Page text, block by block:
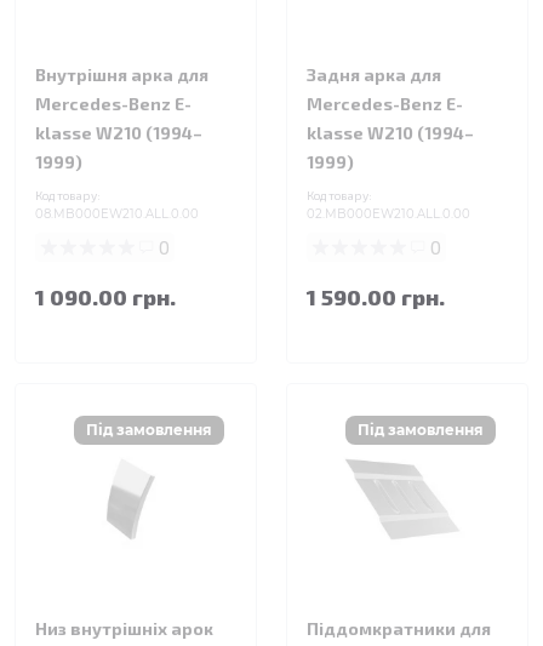
Внутрішня арка для
Mercedes-Benz E-
klasse W210 (1994–
1999)
Код товару:
08.MB000EW210.ALL.0.00
0
1 090.00 грн.
Задня арка для
Mercedes-Benz E-
klasse W210 (1994–
1999)
Код товару:
02.MB000EW210.ALL.0.00
0
1 590.00 грн.
Низ внутрішніх арок
Піддомкратники для